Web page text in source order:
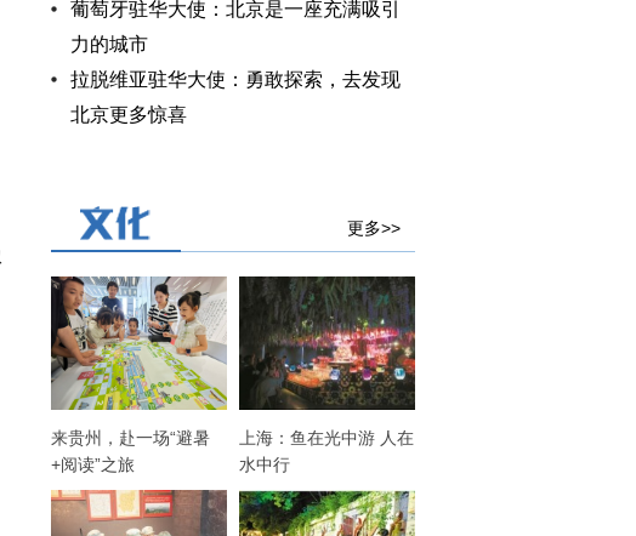
葡萄牙驻华大使：北京是一座充满吸引
力的城市
拉脱维亚驻华大使：勇敢探索，去发现
北京更多惊喜
更多>>
来贵州，赴一场“避暑
+阅读”之旅
上海：鱼在光中游 人在
水中行